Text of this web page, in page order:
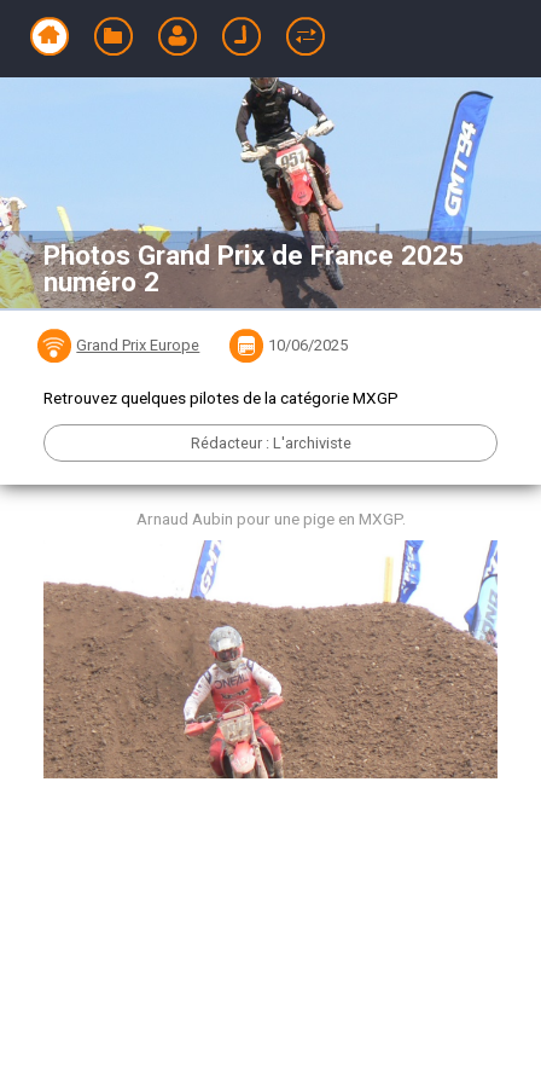
Photos Grand Prix de France 2025
numéro 2
Grand Prix Europe 10/06/2025
Retrouvez quelques pilotes de la catégorie MXGP
Rédacteur : L'archiviste
Arnaud Aubin pour une pige en MXGP.